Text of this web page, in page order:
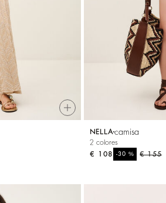
NELLAcamisa
2 colores
€ 155
-30 %
€ 108